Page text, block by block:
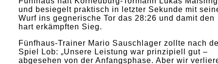
und besiegelt praktisch in letzter Sekunde mit
Wurf ins gegnerische Tor das 28:26 und damit den
hart erkämpften Sieg.
Fünfhaus-Trainer Mario Sauschlager zollte nach
Spiel Lob: „Unsere Leistung war prinzipiell gut –
abgesehen von der Anfangsphase. Aber wir